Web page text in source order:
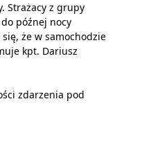
Strażacy z grupy
do późnej nocy
że w samochodzie
kpt. Dariusz
zdarzenia pod